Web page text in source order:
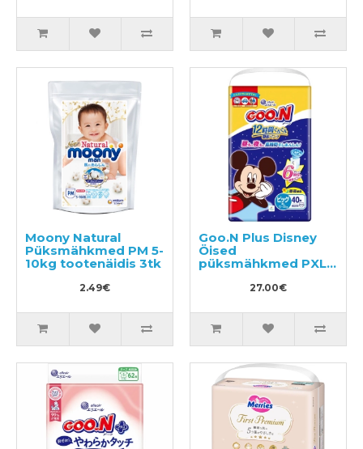
Moony Natural
Püksmähkmed PM 5-
10kg tootenäidis 3tk
2.49€
Goo.N Plus Disney
Öised
püksmähkmed PXL
27.00€